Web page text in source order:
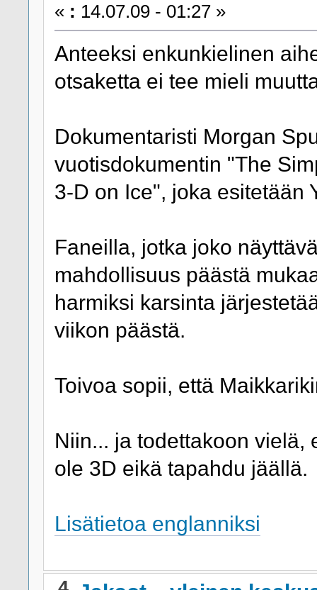
« : 14.07.09 - 01:27 »
Anteeksi enkunkielinen
otsaketta ei tee mieli
Dokumentaristi Morgan
vuotisdokumentin "The
3-D on Ice", joka esitetään
Faneilla, jotka joko
mahdollisuus päästä
harmiksi karsinta
viikon päästä.
Toivoa sopii, että
Niin... ja todettakoon vielä,
ole 3D eikä tapahdu jäällä.
Lisätietoa englanniksi